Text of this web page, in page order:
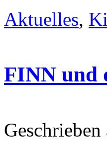
Aktuelles,
FINN und
Geschrieben